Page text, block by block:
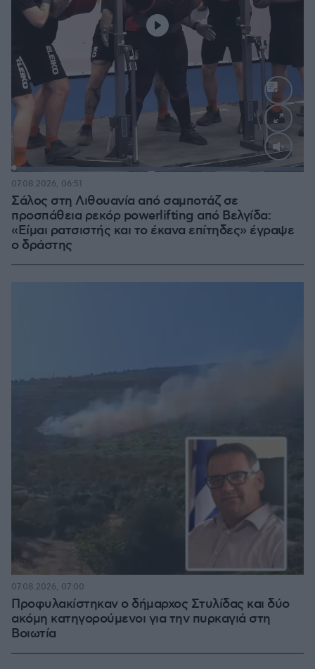
Loaded:
Σάλος στη Λιθουανία από σαμποτάζ σε
προσπάθεια ρεκόρ powerlifting από Βελγίδα:
«Είμαι ρατσιστής και το έκανα επίτηδες» έγραψε
ο δράστης
07.08.2026, 06:51
Προφυλακίστηκαν ο δήμαρχος Στυλίδας και δύο
ακόμη κατηγορούμενοι για την πυρκαγιά στη
Βοιωτία
07.08.2026, 07:00